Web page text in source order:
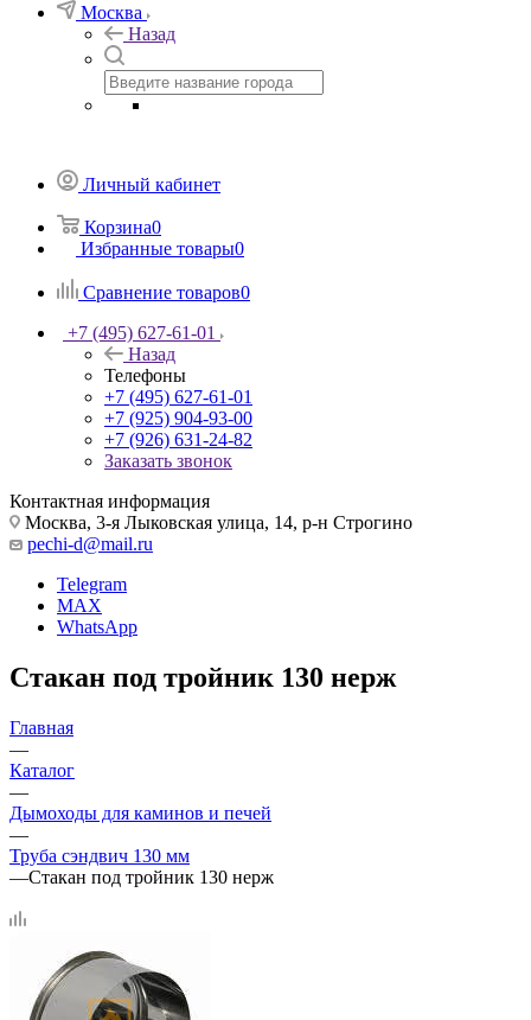
Москва
Назад
Личный кабинет
Корзина0
Избранные товары0
Сравнение товаров0
+7 (495) 627-61-01
Назад
Телефоны
+7 (495) 627-61-01
+7 (925) 904-93-00
+7 (926) 631-24-82
Заказать звонок
Контактная информация
Москва, 3-я Лыковская улица, 14, р-н Строгино
pechi-d@mail.ru
Telegram
MAX
WhatsApp
Стакан под тройник 130 нерж
Главная
—
Каталог
—
Дымоходы для каминов и печей
—
Труба сэндвич 130 мм
—Стакан под тройник 130 нерж